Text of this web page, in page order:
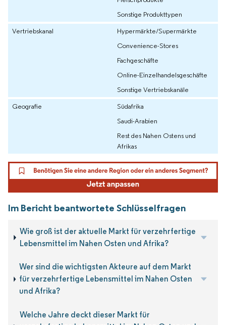
Sonstige Produkttypen
Vertriebskanal
Hypermärkte/Supermärkte
Convenience-Stores
Fachgeschäfte
Online-Einzelhandelsgeschäfte
Sonstige Vertriebskanäle
Geografie
Südafrika
Saudi-Arabien
Rest des Nahen Ostens und
Afrikas
Im Bericht beantwortete Schlüsselfragen
Wie groß ist der aktuelle Markt für verzehrfertige
Lebensmittel im Nahen Osten und Afrika?
Wer sind die wichtigsten Akteure auf dem Markt
für verzehrfertige Lebensmittel im Nahen Osten
und Afrika?
Welche Jahre deckt dieser Markt für